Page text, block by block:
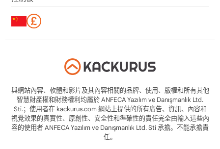
與網站內容、軟體和影片及其內容相關的品牌、使用、版權和所有其他
智慧財產權和財務權利均屬於 ANFECA Yazılım ve Danışmanlık Ltd.
Sti.；使用者在 kackurus.com 網站上提供的所有廣告、資訊、內容和
視覺效果的真實性、原創性、安全性和準確性的責任完全由輸入這些內
容的使用者 ANFECA Yazılım ve Danışmanlık Ltd. Sti 承擔。不能承擔責
任。